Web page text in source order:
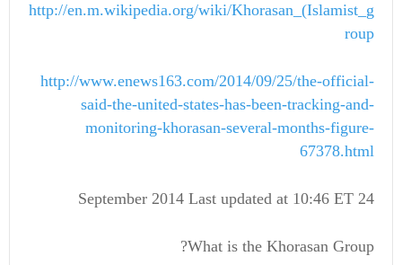
http://en.m.wikipedia.org/wiki/Khorasan_(Islamist_g
roup
http://www.enews163.com/2014/09/25/the-official-
said-the-united-states-has-been-tracking-and-
monitoring-khorasan-several-months-figure-
67378.html
24 September 2014 Last updated at 10:46 ET
What is the Khorasan Group?